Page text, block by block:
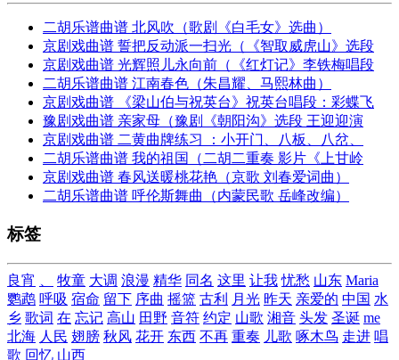
二胡乐谱曲谱 北风吹（歌剧《白毛女》选曲）
京剧戏曲谱 誓把反动派一扫光（《智取威虎山》选段
京剧戏曲谱 光辉照儿永向前（《红灯记》李铁梅唱段
二胡乐谱曲谱 江南春色（朱昌耀、马熙林曲）
京剧戏曲谱 《梁山伯与祝英台》祝英台唱段：彩蝶飞
豫剧戏曲谱 亲家母（豫剧《朝阳沟》选段 王迎迎演
京剧戏曲谱 二黄曲牌练习 ：小开门、八板、八岔、
二胡乐谱曲谱 我的祖国（二胡二重奏 影片《上甘岭
京剧戏曲谱 春风送暖桃花艳（京歌 刘春爱词曲）
二胡乐谱曲谱 呼伦斯舞曲（内蒙民歌 岳峰改编）
标签
良宵 牧童 大调 浪漫 精华 同名 这里 让我 忧愁 山东 Maria
鹦鹉 呼吸 宿命 留下 序曲 摇篮 古利 月光 昨天 亲爱的 中国 水
乡 歌词 在 忘记 高山 田野 音符 约定 山歌 湘音 头发 圣诞 me
北海 人民 翅膀 秋风 花开 东西 不再 重奏 儿歌 啄木鸟 走进 唱
歌 回忆 山西